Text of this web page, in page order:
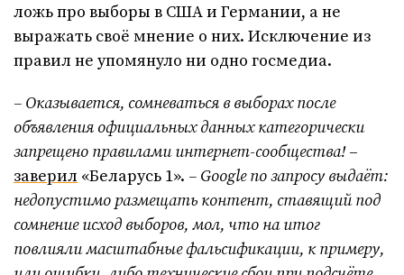
ложь про выборы в США и Германии, а не
выражать своё мнение о них. Исключение из
правил не упомянуло ни одно госмедиа.
– Оказывается, сомневаться в выборах после
объявления официальных данных категорически
запрещено правилами интернет-сообщества!–
заверил «Беларусь 1». – Google по запросу выдаёт:
недопустимо размещать контент, ставящий под
сомнение исход выборов, мол, что на итог
повлияли масштабные фальсификации, к примеру,